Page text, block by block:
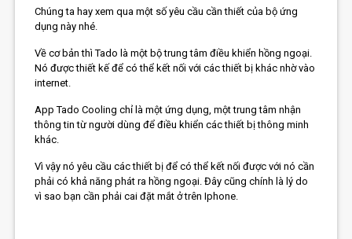
Chúng ta hay xem qua một số yêu cầu cần thiết của bộ ứng
dụng này nhé.
Về cơ bản thì Tado là một bộ trung tâm điều khiển hồng ngoại.
Nó được thiết kế để có thể kết nối với các thiết bị khác nhờ vào
internet.
App Tado Cooling chỉ là một ứng dụng, một trung tâm nhận
thông tin từ người dùng để điều khiển các thiết bị thông minh
khác.
Vì vậy nó yêu cầu các thiết bị để có thể kết nối được với nó cần
phải có khả năng phát ra hồng ngoại. Đây cũng chính là lý do
vì sao bạn cần phải cai đặt mắt ở trên Iphone.